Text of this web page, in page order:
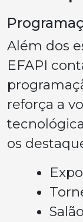
Além dos
EFAPI
reforça a
os